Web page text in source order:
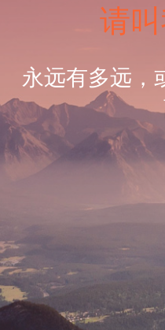
请
永远有多远，